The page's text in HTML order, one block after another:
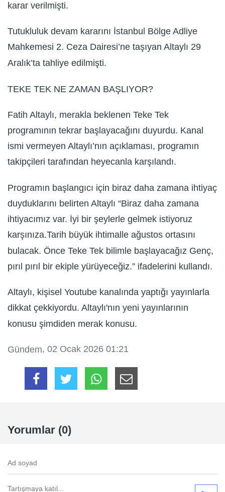
karar verilmişti.
Tutukluluk devam kararını İstanbul Bölge Adliye
Mahkemesi 2. Ceza Dairesi’ne taşıyan Altaylı 29
Aralık’ta tahliye edilmişti.
TEKE TEK NE ZAMAN BAŞLIYOR?
Fatih Altaylı, merakla beklenen Teke Tek
programının tekrar başlayacağını duyurdu. Kanal
ismi vermeyen Altaylı’nın açıklaması, programın
takipçileri tarafından heyecanla karşılandı.
Programın başlangıcı için biraz daha zamana ihtiyaç
duyduklarını belirten Altaylı “Biraz daha zamana
ihtiyacımız var. İyi bir şeylerle gelmek istiyoruz
karşınıza.Tarih büyük ihtimalle ağustos ortasını
bulacak. Önce Teke Tek bilimle başlayacağız Genç,
pırıl pırıl bir ekiple yürüyeceğiz.” ifadelerini kullandı.
Altaylı, kişisel Youtube kanalında yaptığı yayınlarla
dikkat çekkiyordu. Altaylı'nın yeni yayınlarının
konusu şimdiden merak konusu.
Gündem, 02 Ocak 2026 01:21
Yorumlar (0)